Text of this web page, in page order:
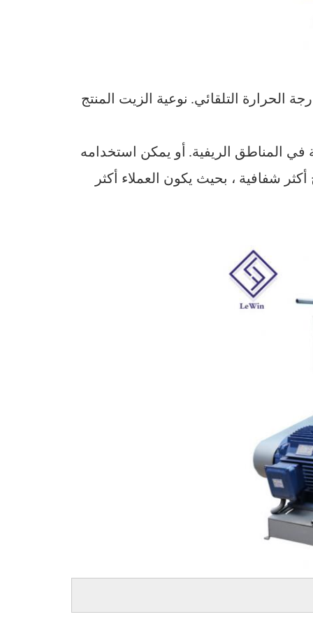
نوعية الزيت المنتج
المناطق الريفية. أو يمكن استخدامه
شفافية ، بحيث يكون العملاء أكثر